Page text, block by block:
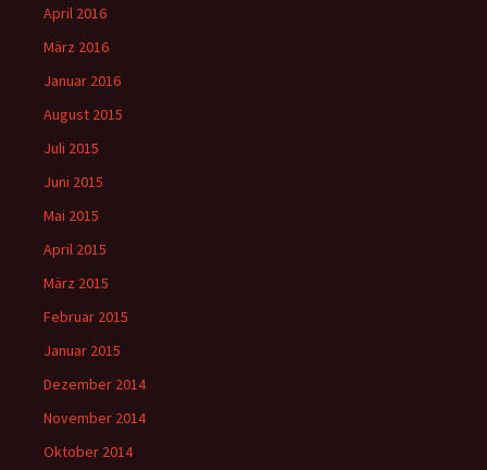
April 2016
März 2016
Januar 2016
August 2015
Juli 2015
Juni 2015
Mai 2015
April 2015
März 2015
Februar 2015
Januar 2015
Dezember 2014
November 2014
Oktober 2014